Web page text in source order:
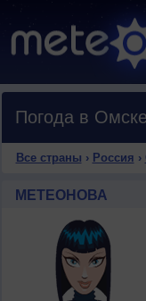
Погода в
Все страны › Россия ›
МЕТЕОНОВА